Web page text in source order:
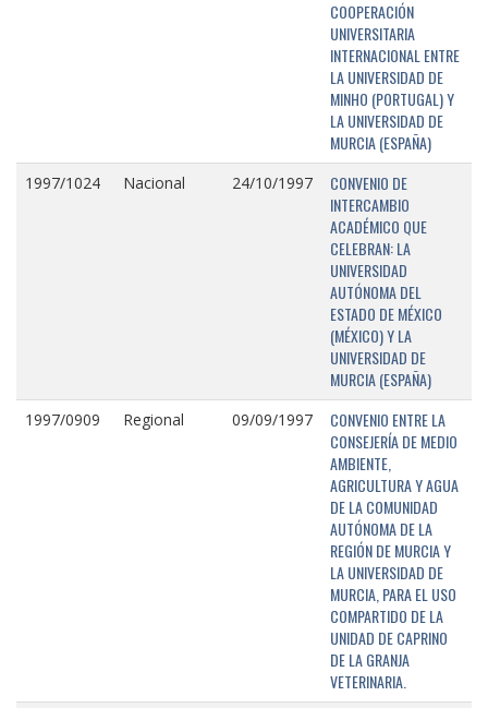
COOPERACIÓN
UNIVERSITARIA
INTERNACIONAL ENTRE
LA UNIVERSIDAD DE
MINHO (PORTUGAL) Y
LA UNIVERSIDAD DE
MURCIA (ESPAÑA)
1997/1024 Nacional 24/10/1997
CONVENIO DE
INTERCAMBIO
ACADÉMICO QUE
CELEBRAN: LA
UNIVERSIDAD
AUTÓNOMA DEL
ESTADO DE MÉXICO
(MÉXICO) Y LA
UNIVERSIDAD DE
MURCIA (ESPAÑA)
1997/0909 Regional 09/09/1997
CONVENIO ENTRE LA
CONSEJERÍA DE MEDIO
AMBIENTE,
AGRICULTURA Y AGUA
DE LA COMUNIDAD
AUTÓNOMA DE LA
REGIÓN DE MURCIA Y
LA UNIVERSIDAD DE
MURCIA, PARA EL USO
COMPARTIDO DE LA
UNIDAD DE CAPRINO
DE LA GRANJA
VETERINARIA.